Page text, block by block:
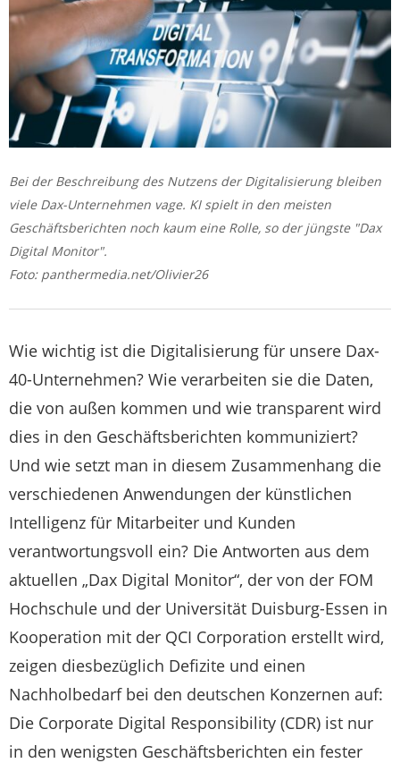
Bei der Beschreibung des Nutzens der Digitalisierung bleiben
viele Dax-Unternehmen vage. KI spielt in den meisten
Geschäftsberichten noch kaum eine Rolle, so der jüngste "Dax
Digital Monitor".
Foto: panthermedia.net/Olivier26
Wie wichtig ist die Digitalisierung für unsere Dax-
40-Unternehmen? Wie verarbeiten sie die Daten,
die von außen kommen und wie transparent wird
dies in den Geschäftsberichten kommuniziert?
Und wie setzt man in diesem Zusammenhang die
verschiedenen Anwendungen der künstlichen
Intelligenz für Mitarbeiter und Kunden
verantwortungsvoll ein? Die Antworten aus dem
aktuellen „Dax Digital Monitor“, der von der FOM
Hochschule und der Universität Duisburg-Essen in
Kooperation mit der QCI Corporation erstellt wird,
zeigen diesbezüglich Defizite und einen
Nachholbedarf bei den deutschen Konzernen auf:
Die Corporate Digital Responsibility (CDR) ist nur
in den wenigsten Geschäftsberichten ein fester